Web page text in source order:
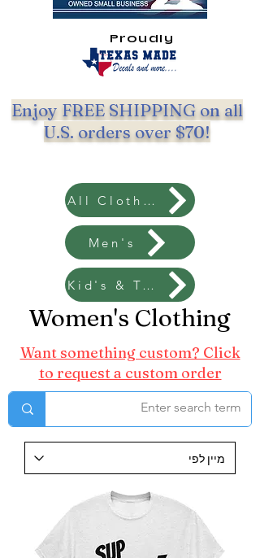
Enjoy FREE SHIPPING on all
U.S. orders over $70!
Proudly
All Clothing
Men's
Kid's & Toddler's
Women's Clothing
Want something custom? Click
to request a custom order